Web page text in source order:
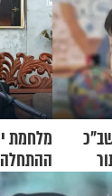
שב"כ
מלחמת
הרה"ג